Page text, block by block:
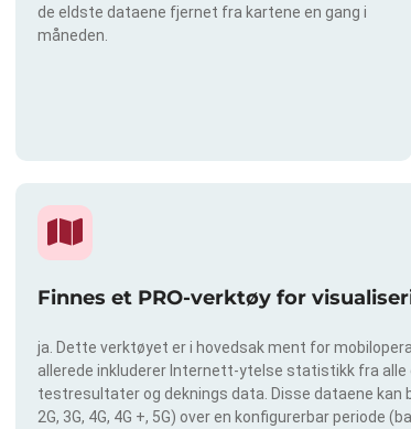
de eldste dataene fjernet fra kartene en gang i
måneden.
Finnes et PRO-verktøy for
ja. Dette verktøyet er i hovedsak ment for
allerede inkluderer Internett-ytelse statistikk fra
testresultater og deknings data. Disse dataene kan
2G, 3G, 4G, 4G +, 5G) over en konfigurerbar